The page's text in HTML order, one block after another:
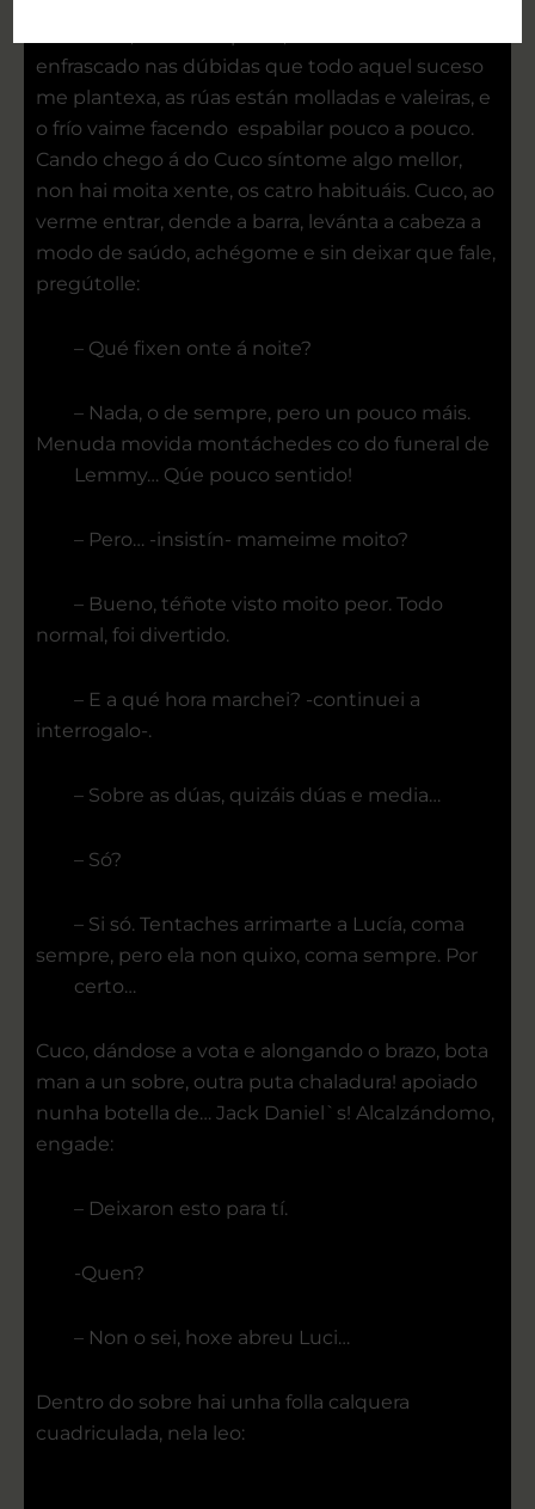
enfrascado nas dúbidas que todo aquel suceso
me plantexa, as rúas están molladas e valeiras, e
o frío vaime facendo espabilar pouco a pouco.
Cando chego á do Cuco síntome algo mellor,
non hai moita xente, os catro habituáis. Cuco, ao
verme entrar, dende a barra, levánta a cabeza a
modo de saúdo, achégome e sin deixar que fale,
pregútolle:
– Qué fixen onte á noite?
– Nada, o de sempre, pero un pouco máis.
Menuda movida montáchedes co do funeral de
Lemmy… Qúe pouco sentido!
– Pero… -insistín- mameime moito?
– Bueno, téñote visto moito peor. Todo
normal, foi divertido.
– E a qué hora marchei? -continuei a
interrogalo-.
– Sobre as dúas, quizáis dúas e media…
– Só?
– Si só. Tentaches arrimarte a Lucía, coma
sempre, pero ela non quixo, coma sempre. Por
certo…
Cuco, dándose a vota e alongando o brazo, bota
man a un sobre, outra puta chaladura! apoiado
nunha botella de… Jack Daniel`s! Alcalzándomo,
engade:
– Deixaron esto para tí.
-Quen?
– Non o sei, hoxe abreu Luci…
Dentro do sobre hai unha folla calquera
cuadriculada, nela leo: